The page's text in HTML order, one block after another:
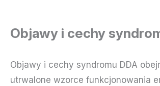
Objawy i cechy
Objawy i cechy syndromu DDA
utrwalone wzorce funkcjonowania